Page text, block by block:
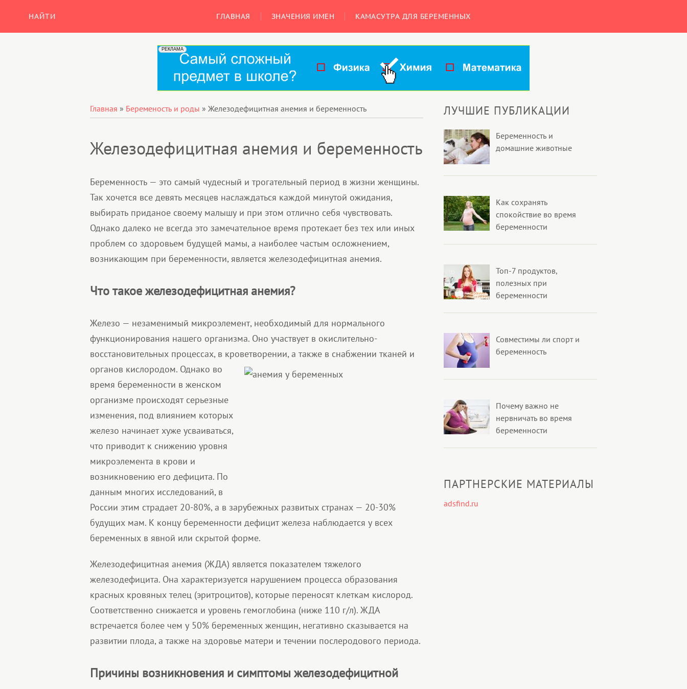
НАЙТИ ГЛАВНАЯ ЗНАЧЕНИЯ ИМЕН КАМАСУТРА ДЛЯ БЕРЕМЕННЫХ
ЛУЧШИЕ ПУБЛИКАЦИИ
Беременность и
домашние животные
Как сохранять
спокойствие во время
беременности
Топ-7 продуктов,
полезных при
беременности
Совместимы ли спорт и
беременность
Почему важно не
нервничать во время
беременности
ПАРТНЕРСКИЕ МАТЕРИАЛЫ
adsfind.ru
Главная » Беременость и роды » Железодефицитная анемия и беременность
Железодефицитная анемия и беременность
Беременность — это самый чудесный и трогательный период в жизни женщины.
Так хочется все девять месяцев наслаждаться каждой минутой ожидания,
выбирать приданое своему малышу и при этом отлично себя чувствовать.
Однако далеко не всегда это замечательное время протекает без тех или иных
проблем со здоровьем будущей мамы, а наиболее частым осложнением,
возникающим при беременности, является железодефицитная анемия.
Что такое железодефицитная анемия?
Железо — незаменимый микроэлемент, необходимый для нормального
функционирования нашего организма. Оно участвует в окислительно-
восстановительных процессах, в кроветворении, а также в снабжении тканей и
органов кислородом. Однако во
время беременности в женском
организме происходят серьезные
изменения, под влиянием которых
железо начинает хуже усваиваться,
что приводит к снижению уровня
микроэлемента в крови и
возникновению его дефицита. По
данным многих исследований, в
России этим страдает 20-80%, а в зарубежных развитых странах — 20-30%
будущих мам. К концу беременности дефицит железа наблюдается у всех
беременных в явной или скрытой форме.
Железодефицитная анемия (ЖДА) является показателем тяжелого
железодефицита. Она характеризуется нарушением процесса образования
красных кровяных телец (эритроцитов), которые переносят клеткам кислород.
Соответственно снижается и уровень гемоглобина (ниже 110 г/л). ЖДА
встречается более чем у 50% беременных женщин, негативно сказывается на
развитии плода, а также на здоровье матери и течении послеродового периода.
Причины возникновения и симптомы железодефицитной